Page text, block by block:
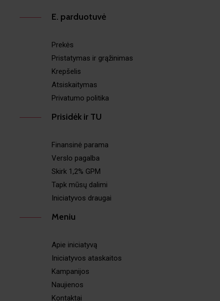
E. parduotuvė
Prekės
Pristatymas ir grąžinimas
Krepšelis
Atsiskaitymas
Privatumo politika
Prisidėk ir TU
Finansinė parama
Verslo pagalba
Skirk 1,2% GPM
Tapk mūsų dalimi
Iniciatyvos draugai
Meniu
Apie iniciatyvą
Iniciatyvos ataskaitos
Kampanijos
Naujienos
Kontaktai